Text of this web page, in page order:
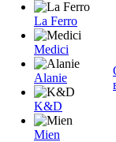
La Ferro
Medici
Alanie
K&D
Mien